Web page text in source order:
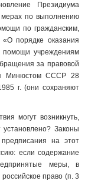
Президиума
по выполнению
по гражданским,
порядке оказания
учреждениям
за правовой
Минюстом СССР 28
г. (они сохраняют
могут возникнуть,
Законы
на этот
если содержание
меры, в
право (п. 3